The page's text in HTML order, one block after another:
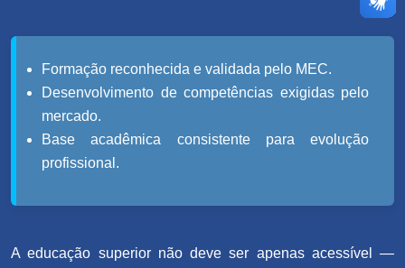
Formação reconhecida e validada pelo MEC.
Desenvolvimento de competências exigidas pelo
mercado.
Base acadêmica consistente para evolução
profissional.
A educação superior não deve ser apenas acessível —